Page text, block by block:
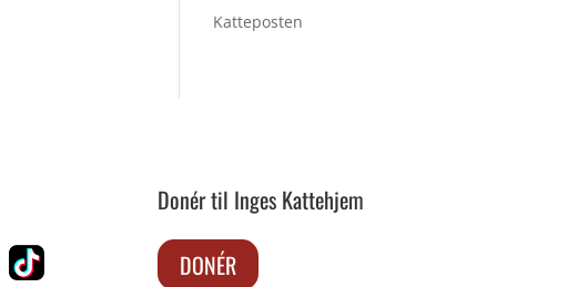
Katteposten
Donér til Inges Kattehjem
DONÉR